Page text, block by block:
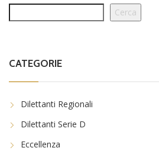
Cerca
CATEGORIE
Dilettanti Regionali
Dilettanti Serie D
Eccellenza